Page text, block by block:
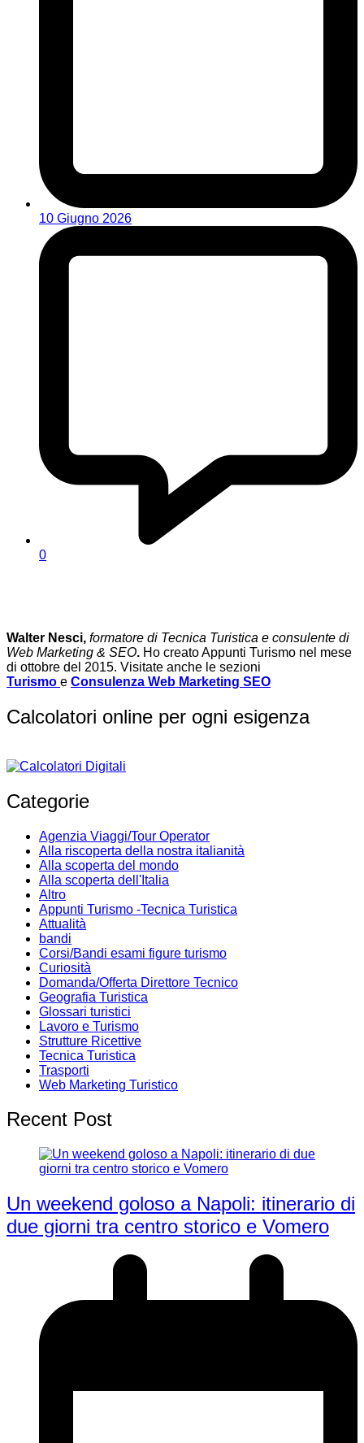
10 Giugno 2026
0
Walter Nesci, formatore di Tecnica Turistica e consulente di
Web Marketing & SEO. Ho creato Appunti Turismo nel mese
di ottobre del 2015. Visitate anche le sezioni
Turismo e Consulenza Web Marketing SEO
Calcolatori online per ogni esigenza
Categorie
Agenzia Viaggi/Tour Operator
Alla riscoperta della nostra italianità
Alla scoperta del mondo
Alla scoperta dell'Italia
Altro
Appunti Turismo -Tecnica Turistica
Attualità
bandi
Corsi/Bandi esami figure turismo
Curiosità
Domanda/Offerta Direttore Tecnico
Geografia Turistica
Glossari turistici
Lavoro e Turismo
Strutture Ricettive
Tecnica Turistica
Trasporti
Web Marketing Turistico
Recent Post
Un weekend goloso a Napoli: itinerario di
due giorni tra centro storico e Vomero